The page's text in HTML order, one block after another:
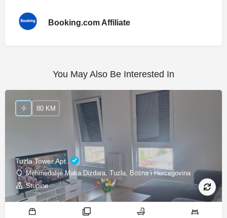
Booking.com Affiliate
You May Also Be Interested In
Tuzla Tower Apt.
Mehmedalije Maka Dizdara, Tuzla, Bosna i Hercegovina
Stupine
80 KM